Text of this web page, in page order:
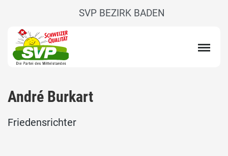
SVP BEZIRK BADEN
André Burkart
Friedensrichter